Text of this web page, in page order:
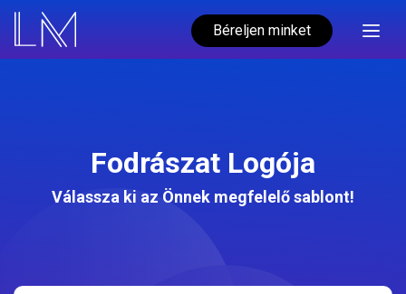
Béreljen minket
Fodrászat Logója
Válassza ki az Önnek megfelelő sablont!